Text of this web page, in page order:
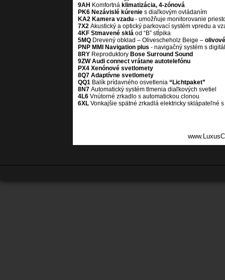
9AH Komfortná klimatizácia, 4-zónová
PK6 Nezávislé kúrenie s diaľkovým ovládaním
KA2 Kamera vzadu - umožňuje monitorovanie
7X2 Akustický a optický parkovací systém vpredu a
4KF Stmavené sklá od “B” stĺpika
5MQ Drevený obklad – Olivescheholz Beige –
PNP MMI Navigation plus - navigačný systém s
8RY Reproduktory Bose Surround Sound
9ZW Audi connect vrátane autotelefónu
PX4 Xenónové svetlomety
8Q7 Adaptívne svetlomety
QQ1 Balík prídavného osvetlenia “Lichtpaket”
8N7 Automatický systém tlmenia diaľkových svetiel
4L6 Vnútorné zrkadlo s automatickou clonou
6XL Vonkajšie spätné zrkadlá elektricky sklápateľné